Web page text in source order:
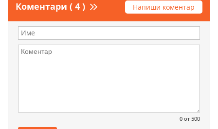
Коментари ( 4 ) Напиши коментар
0 от 500